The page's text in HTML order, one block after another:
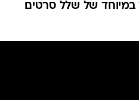
במיוחד של שלל סרטים